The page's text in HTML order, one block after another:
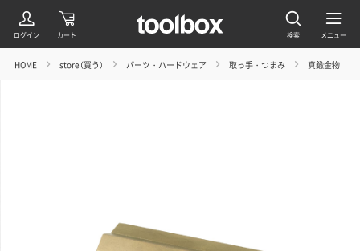
HOME store（買う） パーツ・ハードウェア 取っ手・つまみ 真鍮金物